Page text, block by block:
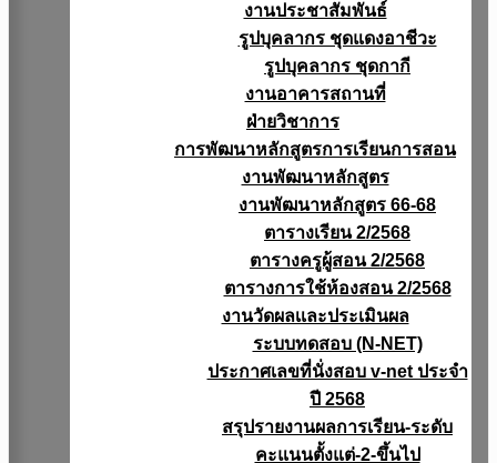
งานประชาสัมพันธ์
รูปบุคลากร ชุดแดงอาชีวะ
รูปบุคลากร ชุดกากี
งานอาคารสถานที่
ฝ่ายวิชาการ
การพัฒนาหลักสูตรการเรียนการสอน
งานพัฒนาหลักสูตร
งานพัฒนาหลักสูตร 66-68
ตารางเรียน 2/2568
ตารางครูผู้สอน 2/2568
ตารางการใช้ห้องสอน 2/2568
งานวัดผลเเละประเมินผล
ระบบทดสอบ (N-NET)
ประกาศเลขที่นั่งสอบ v-net ประจำ
ปี 2568
สรุปรายงานผลการเรียน-ระดับ
คะแนนตั้งแต่-2-ขึ้นไป